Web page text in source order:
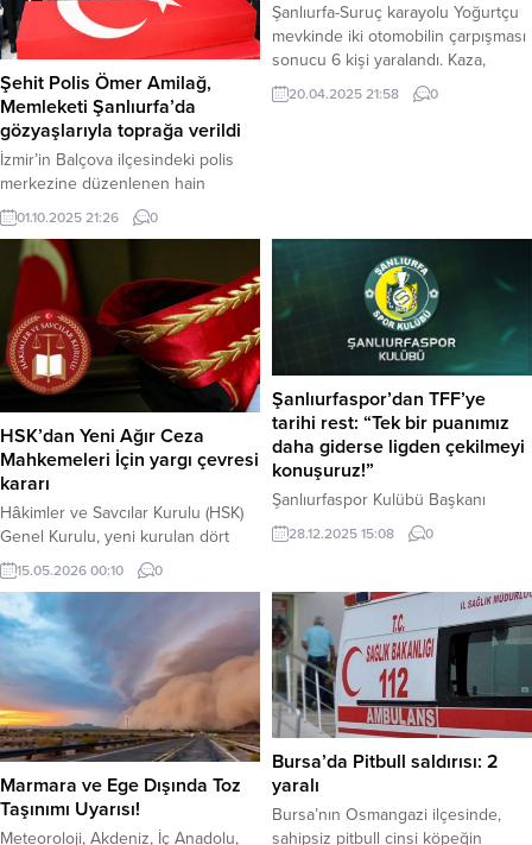
Şehit Polis Ömer Amilağ,
Memleketi Şanlıurfa’da
gözyaşlarıyla toprağa verildi
İzmir’in Balçova ilçesindeki polis
merkezine düzenlenen hain
saldırıda ağır yaralanan ve 23
günlük yaşam mücadelesini
kaybederek şehit olan polis
memuru Ömer Amilağ, memleketi
Şanlıurfa’da düzenlenen törenle
son yolculuğuna uğurlandı. Haber
Merkezi – 8 Eylül’de, 16 yaşındaki
bir saldırgan tarafından Salih
İşgören Polis Merkezi’ne
saldırıda ağır yaralanan ve...
01.10.2025 21:26 0
Şanlıurfa-Suruç karayolu Yoğurtçu
mevkinde iki otomobilin çarpışması
sonucu 6 kişi yaralandı. Kaza,
Şanlıurfa-Suruç karayolu üzerindeki
Yoğurtçu mevkinde, Harran
otomobil çarpıştı. Meydana gelen
kazada her iki araçta bulunan
20.04.2025 21:58 0
HSK’dan Yeni Ağır Ceza
Mahkemeleri İçin yargı çevresi
kararı
Hâkimler ve Savcılar Kurulu (HSK)
Genel Kurulu, yeni kurulan dört
ilçedeki Ağır Ceza Mahkemelerinin
yargı çevrelerini belirleyen kritik bir
karara imza attı. Resmi Gazete’de
yayımlanan karar ile Sandıklı, Serik,
Suşehri ve Ortaca Ağır Ceza
Mahkemelerinin sorumluluk alanları
netleşti. Haber Merkezi – Adalet
Bakanlığı Personel Genel
Müdürlüğü’nün teklifi üzerine 13
Mayıs...
15.05.2026 00:10 0
Şanlıurfaspor’dan TFF’ye
tarihi rest: “Tek bir puanımız
daha giderse ligden çekilmeyi
konuşuruz!”
Şanlıurfaspor Kulübü Başkanı
Mustafa Kemal Saraçoğlu, Türk
futbolunda yaşanan hakem hataları
bildiri yayınladı. “Bıçak kemiğe
dayandı” mesajı veren Saraçoğlu,
haksız kararların devam etmesi
durumunda ligde yer almanın
anlamını sorgulayacaklarını açıkladı.
Şanlıurfa – Şanlıurfaspor
camiasında, sezon başından bu
yana yaşanan hakem hatalarına
karşı öfke dinmiyor....
28.12.2025 15:08 0
Marmara ve Ege Dışında Toz
Taşınımı Uyarısı!
Meteoroloji, Akdeniz, İç Anadolu,
Bursa’da Pitbull saldırısı: 2
yaralı
Bursa’nın Osmangazi ilçesinde,
sahipsiz pitbull cinsi köpeğin